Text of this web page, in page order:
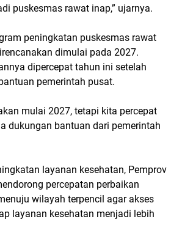
puskesmas rawat inap,” ujarnya.
peningkatan puskesmas rawat
dimulai pada 2027.
dipercepat tahun ini setelah
pemerintah pusat.
mulai 2027, tetapi kita percepat
dukungan bantuan dari pemerintah
layanan kesehatan, Pemprov
percepatan perbaikan
wilayah terpencil agar akses
layanan kesehatan menjadi lebih